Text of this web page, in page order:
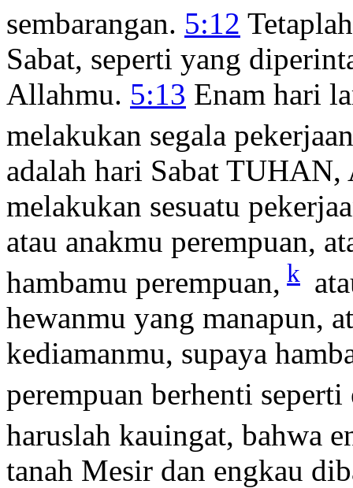
sembarangan. 5:12
Sabat, seperti yang
Allahmu. 5:13 Enam hari
melakukan segala
adalah hari Sabat
melakukan sesuatu
atau anakmu perempuan,
hambamu perempuan, k
hewanmu yang manapun,
kediamanmu, supaya
perempuan berhenti seperti
haruslah kauingat, bahwa
tanah Mesir dan engkau